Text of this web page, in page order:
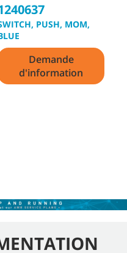
PUSH, MOM,
Demande
d'information